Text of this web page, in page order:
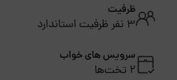
ظرفیت
3 نفر ظرفیت استاندارد
سرویس های خواب
2 تخت‌ها